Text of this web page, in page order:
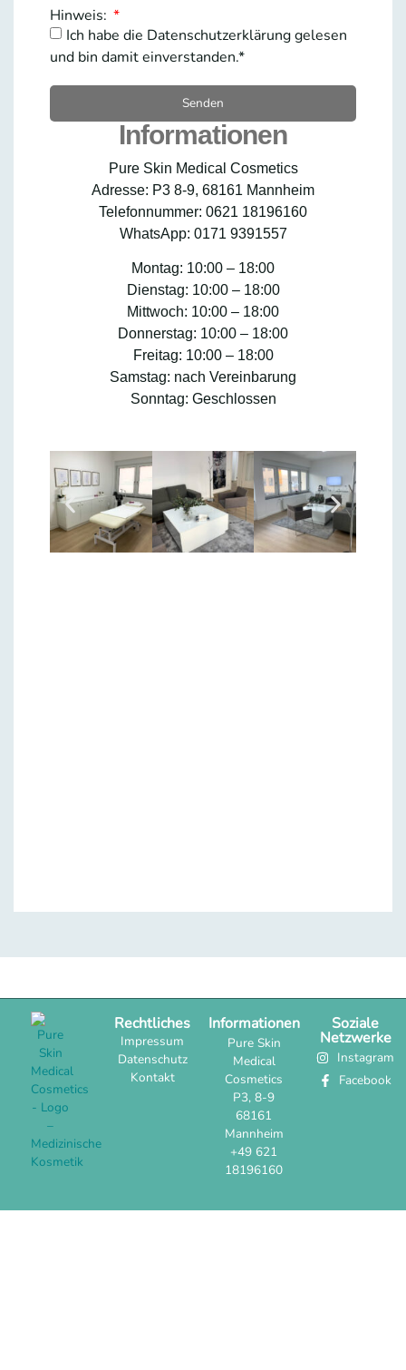
Hinweis:
Ich habe die Datenschutzerklärung gelesen
und bin damit einverstanden.*
Senden
Informationen
Pure Skin Medical Cosmetics
Adresse: P3 8-9, 68161 Mannheim
Telefonnummer: 0621 18196160
WhatsApp: 0171 9391557
Montag: 10:00 – 18:00
Dienstag: 10:00 – 18:00
Mittwoch: 10:00 – 18:00
Donnerstag: 10:00 – 18:00
Freitag: 10:00 – 18:00
Samstag: nach Vereinbarung
Sonntag: Geschlossen
Rechtliches
Impressum
Datenschutz
Kontakt
Informationen
Pure Skin
Medical
Cosmetics
P3, 8-9
68161
Mannheim
+49 621
18196160
Soziale
Netzwerke
Instagram
Facebook